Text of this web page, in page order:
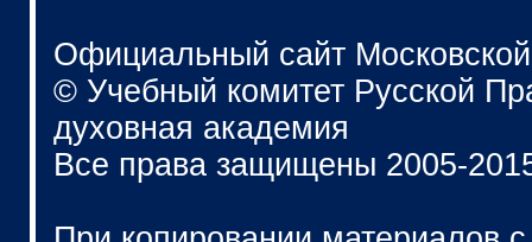
Официальный сайт
© Учебный комитет Русской
духовная академия
Все права защищены 2005-